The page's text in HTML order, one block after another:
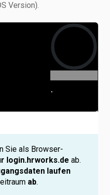
Version).
Sie als Browser-
login.hrworks.de ab.
laufen
ab.